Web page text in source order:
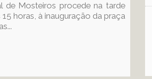
de Mosteiros procede na tarde
horas, à inauguração da praça